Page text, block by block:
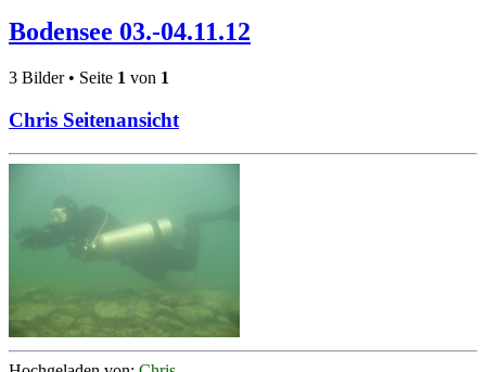
Bodensee 03.-04.11.12
3 Bilder • Seite 1 von 1
Chris Seitenansicht